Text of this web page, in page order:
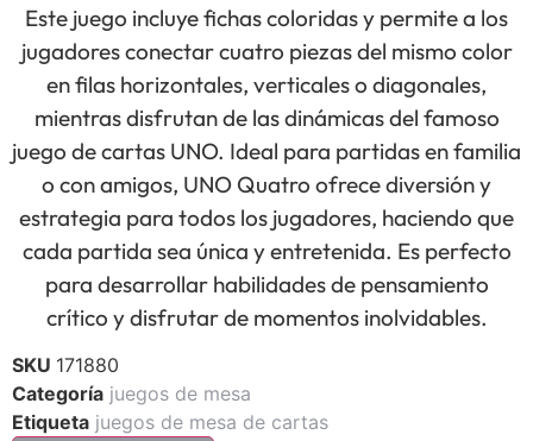
Este juego incluye fichas coloridas y permite a los
jugadores conectar cuatro piezas del mismo color
en filas horizontales, verticales o diagonales,
mientras disfrutan de las dinámicas del famoso
juego de cartas UNO. Ideal para partidas en familia
o con amigos, UNO Quatro ofrece diversión y
estrategia para todos los jugadores, haciendo que
cada partida sea única y entretenida. Es perfecto
para desarrollar habilidades de pensamiento
crítico y disfrutar de momentos inolvidables.
SKU 171880
Categoría juegos de mesa
Etiqueta juegos de mesa de cartas